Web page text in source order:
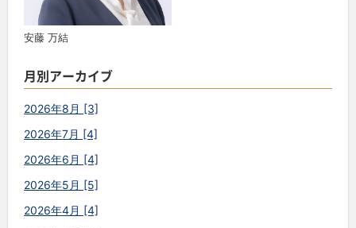
安藤 万結
月別アーカイブ
2026年8月 [3]
2026年7月 [4]
2026年6月 [4]
2026年5月 [5]
2026年4月 [4]